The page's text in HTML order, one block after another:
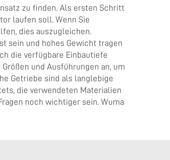
zu finden. Als ersten Schritt
laufen soll. Wenn Sie
dies auszugleichen.
sein und hohes Gewicht tragen
die verfügbare Einbautiefe
und Ausführungen an, um
Getriebe sind als langlebige
die verwendeten Materialien
noch wichtiger sein. Wuma